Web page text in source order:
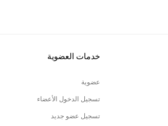
خدمات العضوية
عضوية
تسجيل الدخول الأعضاء
تسجيل عضو جديد